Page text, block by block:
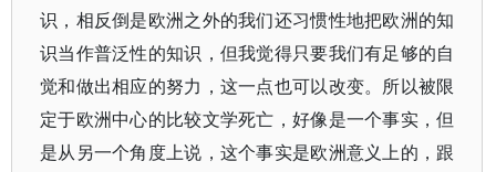
识，相反倒是欧洲之外的我们还习惯性地把欧洲的知
识当作普泛性的知识，但我觉得只要我们有足够的自
觉和做出相应的努力，这一点也可以改变。所以被限
定于欧洲中心的比较文学死亡，好像是一个事实，但
是从另一个角度上说，这个事实是欧洲意义上的，跟